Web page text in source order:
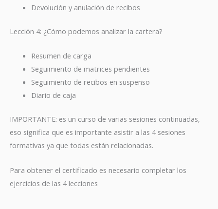
Devolución y anulación de recibos
Lección 4: ¿Cómo podemos analizar la cartera?
Resumen de carga
Seguimiento de matrices pendientes
Seguimiento de recibos en suspenso
Diario de caja
IMPORTANTE: es un curso de varias sesiones continuadas,
eso significa que es importante asistir a las 4 sesiones
formativas ya que todas están relacionadas.
Para obtener el certificado es necesario completar los
ejercicios de las 4 lecciones